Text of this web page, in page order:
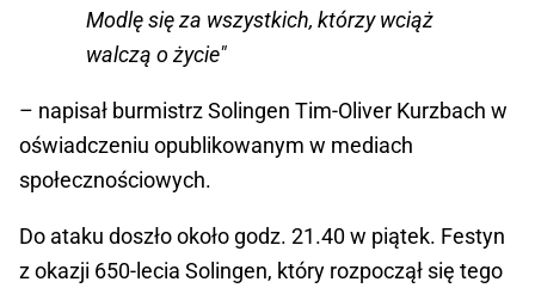
Modlę się za wszystkich, którzy wciąż
walczą o życie"
– napisał burmistrz Solingen Tim-Oliver Kurzbach w
oświadczeniu opublikowanym w mediach
społecznościowych.
Do ataku doszło około godz. 21.40 w piątek. Festyn
z okazji 650-lecia Solingen, który rozpoczął się tego